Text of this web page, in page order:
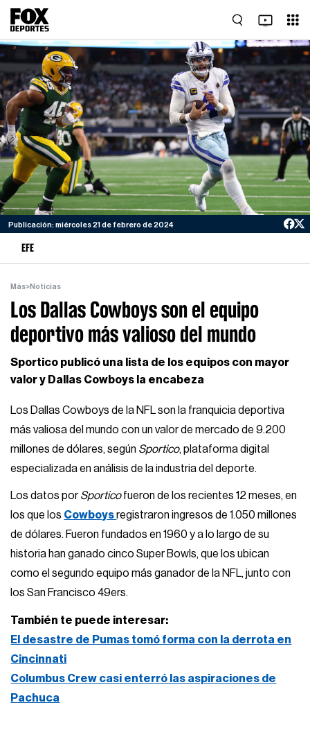
Publicación: miércoles 21 de febrero de 2024
EFE
Más>Noticias
Los Dallas Cowboys son el equipo
deportivo más valioso del mundo
Sportico publicó una lista de los equipos con mayor
valor y Dallas Cowboys la encabeza
Los Dallas Cowboys de la NFL son la franquicia deportiva
más valiosa del mundo con un valor de mercado de 9.200
millones de dólares, según Sportico, plataforma digital
especializada en análisis de la industria del deporte.
Los datos porSporticofueron de los recientes 12 meses, en
los que los Cowboysregistraron ingresos de 1.050 millones
de dólares. Fueron fundados en 1960 y a lo largo de su
historia han ganado cinco Super Bowls, que los ubican
como el segundo equipo más ganador de la NFL, junto con
los San Francisco 49ers.
También te puede interesar:
El desastre de Pumas tomó forma con la derrota en
Cincinnati
Columbus Crew casi enterró las aspiraciones de
Pachuca